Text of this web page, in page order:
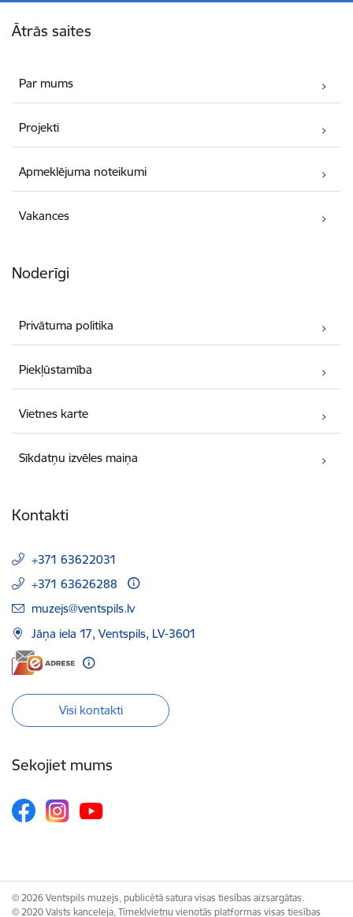
Ātrās saites
Par mums
Projekti
Apmeklējuma noteikumi
Vakances
Noderīgi
Privātuma politika
Piekļūstamība
Vietnes karte
Sīkdatņu izvēles maiņa
Kontakti
+371 63622031
+371 63626288
E-pasts:
muzejs@ventspils.lv
Jāņa iela 17, Ventspils, LV-3601
Visi kontakti
Sekojiet mums
© 2026 Ventspils muzejs, publicētā satura visas tiesības aizsargātas.
© 2020 Valsts kanceleja, Tīmekļvietņu vienotās platformas visas tiesības